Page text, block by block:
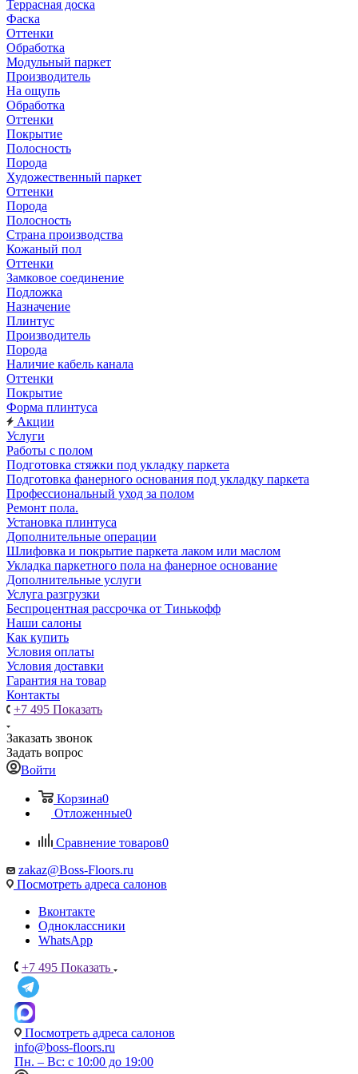
Террасная доска
Фаска
Оттенки
Обработка
Модульный паркет
Производитель
На ощупь
Обработка
Оттенки
Покрытие
Полосность
Порода
Художественный паркет
Оттенки
Порода
Полосность
Страна производства
Кожаный пол
Оттенки
Замковое соединение
Подложка
Назначение
Плинтус
Производитель
Порода
Наличие кабель канала
Оттенки
Покрытие
Форма плинтуса
Акции
Услуги
Работы с полом
Подготовка стяжки под укладку паркета
Подготовка фанерного основания под укладку паркета
Профессиональный уход за полом
Ремонт пола.
Установка плинтуса
Дополнительные операции
Шлифовка и покрытие паркета лаком или маслом
Укладка паркетного пола на фанерное основание
Дополнительные услуги
Услуга разгрузки
Беспроцентная рассрочка от Тинькофф
Наши салоны
Как купить
Условия оплаты
Условия доставки
Гарантия на товар
Контакты
+7 495 Показать
Заказать звонок
Задать вопрос
Войти
Корзина0
Отложенные0
Сравнение товаров0
zakaz@Boss-Floors.ru
Посмотреть адреса салонов
Вконтакте
Одноклассники
WhatsApp
+7 495 Показать
Посмотреть адреса салонов
info@boss-floors.ru
Пн. – Вс: с 10:00 до 19:00